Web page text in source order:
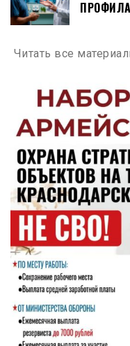
Читать все